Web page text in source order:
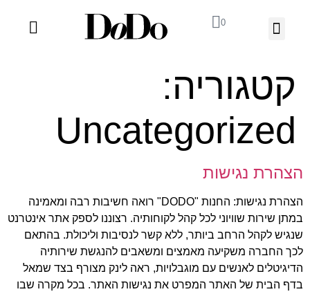
0
קטגוריה:
Uncategorized
הצהרת נגישות
הצהרת נגישות: החנות "DODO" רואה חשיבות רבה ומאמינה
במתן שירות שוויוני לכל קהל לקוחותיה. רצוננו לספק אתר אינטרנט
שנגיש לקהל הרחב ביותר, ללא קשר לנסיבות וליכולת. בהתאם
לכך החברה משקיעה מאמצים ומשאבים להנגשת שירותיה
הדיגיטלים לאנשים עם מוגבלויות, ראה לינק מצורף בצד שמאל
בדף הבית של האתר המפרט את נגישות האתר. בכל מקרה שבו